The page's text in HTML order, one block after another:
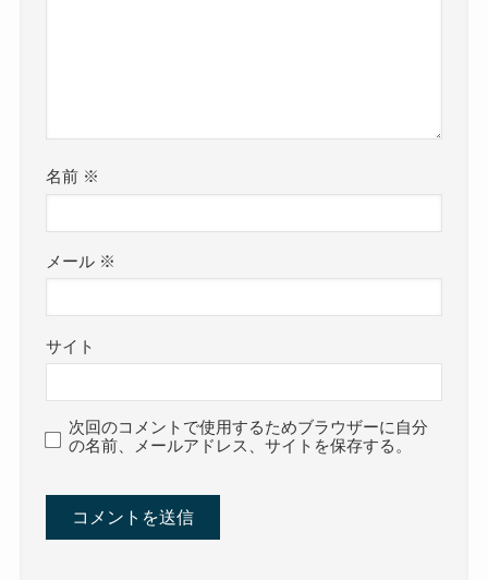
名前 ※
メール ※
サイト
次回のコメントで使用するためブラウザーに自分
の名前、メールアドレス、サイトを保存する。